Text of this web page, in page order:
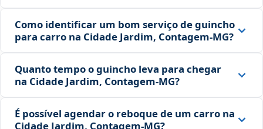
Como identificar um bom serviço de guincho
para carro na Cidade Jardim, Contagem‑MG?
Quanto tempo o guincho leva para chegar
na Cidade Jardim, Contagem‑MG?
É possível agendar o reboque de um carro na
Cidade Jardim, Contagem‑MG?